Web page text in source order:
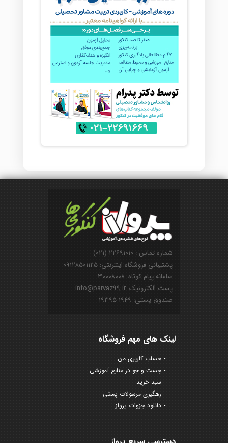
شماره تماس : ۲۲۶۹۱۰۱۰-(۰۲۱)
پشتیبانی فروشگاه اینترنتی: ۰۹۱۲۸۵۰۱۱۲۵
سامانه پیام کوتاه: ۳۰۰۰۸۰۰۸
پست الکترونیک: info@parvaz99.ir
صندوق پستی: ۱۹۴۹-۱۹۳۹۵
لینک های مهم فروشگاه
حساب کاربری من
جست و جو در منابع آموزشی
سبد خرید
رهگیری مرسولات پستی
دانلود جزوات پرواز